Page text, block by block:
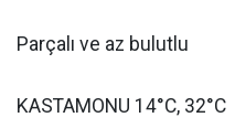
Parçalı ve az bulutlu
KASTAMONU 14°C, 32°C